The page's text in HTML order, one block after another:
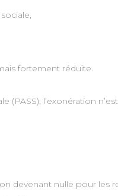
fortement réduite.
l’exonération
devenant nulle pour les